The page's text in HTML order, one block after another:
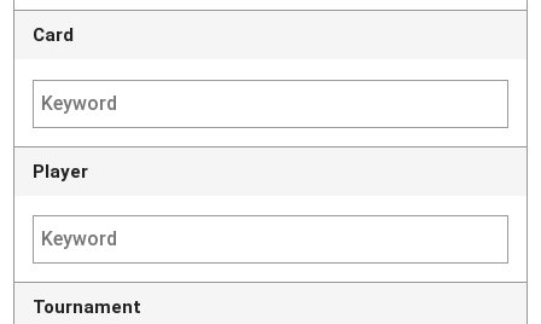
Card
Player
Tournament